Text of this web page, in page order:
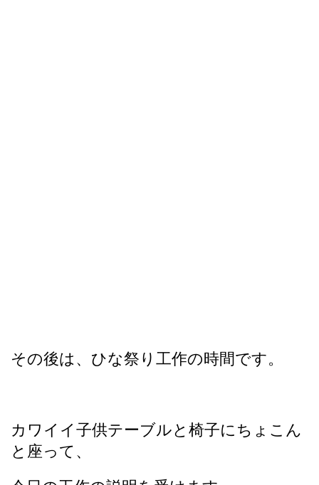
その後は、ひな祭り工作の時間です。
カワイイ子供テーブルと椅子にちょこん
と座って、